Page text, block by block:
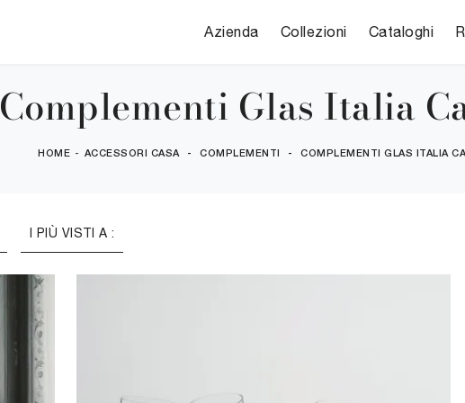
Azienda Collezioni Cataloghi
Complementi Glas Italia
HOME - ACCESSORI CASA - COMPLEMENTI - COMPLEMENTI GLAS ITALIA
I PIÙ VISTI A :